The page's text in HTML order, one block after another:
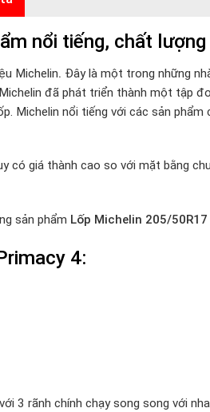
nổi tiếng, chất lượng
Michelin. Đây là một trong những
đã phát triển thành một tập
Michelin nổi tiếng với các sản
giá thành cao so với mặt bằng
sản phẩm Lốp Michelin 205/
4:
3 rãnh chính chạy song song với